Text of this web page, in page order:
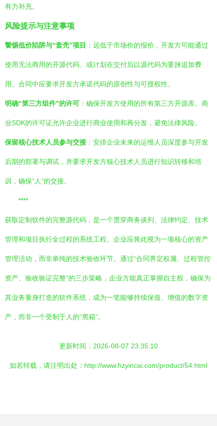
有力补充。
风险提示与注意事项
警惕低价陷阱与“套壳”项目 ：远低于市场价的报价，开发方可能通过
使用无法商用的开源代码、或计划在交付后以源代码为要挟追加费
用。合同中应要求开发方承诺代码的原创性与可授权性。
明确“第三方组件”的许可 ：确保开发方使用的所有第三方开源库、商
业SDK的许可证允许企业进行商业使用和再分发，避免法律风险。
保留核心技术人员参与交接 ：安排企业未来的运维人员深度参与开发
后期的部署与调试，并要求开发方核心技术人员进行知识转移和培
训，确保“人”的交接。
****
获取定制软件的完整源代码，是一个贯穿商务谈判、法律约定、技术
管理和项目执行全过程的系统工程。企业应将此视为一项核心的资产
管理活动，而非单纯的技术验收环节。通过“合同界定权属、过程管控
资产、验收验证完整”的三步策略，企业方能真正掌握自主权，确保为
其业务量身打造的软件系统，成为一笔能够持续保值、增值的数字资
产，而非一个受制于人的“黑箱”。
更新时间：2026-08-07 23:35:10
如若转载，请注明出处：http://www.hzyincai.com/product/54.html